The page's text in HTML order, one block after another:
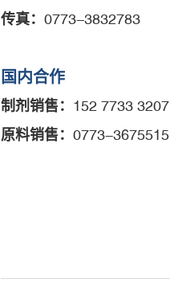
传真：0773-3832783
国内合作
制剂销售： 152 7733 3207
原料销售：0773-3675515